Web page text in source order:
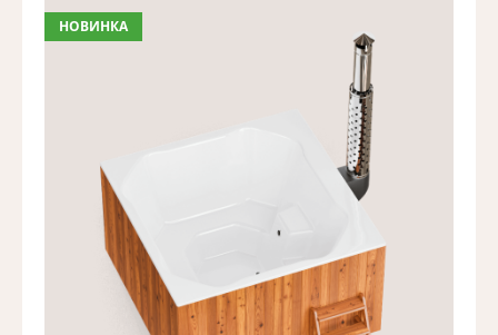
НОВИНКА